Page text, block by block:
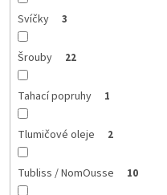
Svíčky 3
Šrouby 22
Tahací popruhy 1
Tlumičové oleje 2
Tubliss / NomOusse 10